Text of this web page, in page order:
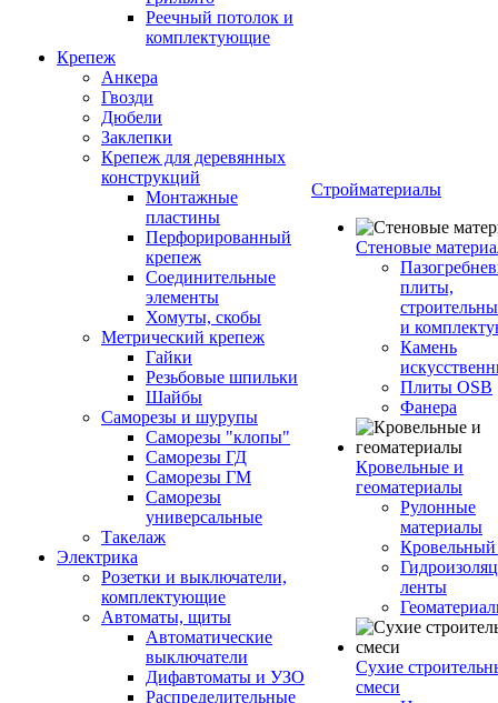
Реечный потолок и
комплектующие
Крепеж
Анкера
Гвозди
Дюбели
Заклепки
Крепеж для деревянных
конструкций
Монтажные
пластины
Перфорированный
крепеж
Соединительные
элементы
Хомуты, скобы
Метрический крепеж
Гайки
Резьбовые шпильки
Шайбы
Саморезы и шурупы
Саморезы "клопы"
Саморезы ГД
Саморезы ГМ
Саморезы
универсальные
Такелаж
Электрика
Розетки и выключатели,
комплектующие
Автоматы, щиты
Автоматические
выключатели
Дифавтоматы и УЗО
Распределительные
Стройматериалы
Стеновые
плиты,
и
Камень
Плиты OSB
Фанера
Кровельные и
геоматериалы
Рулонные
материалы
ленты
Сухие
смеси